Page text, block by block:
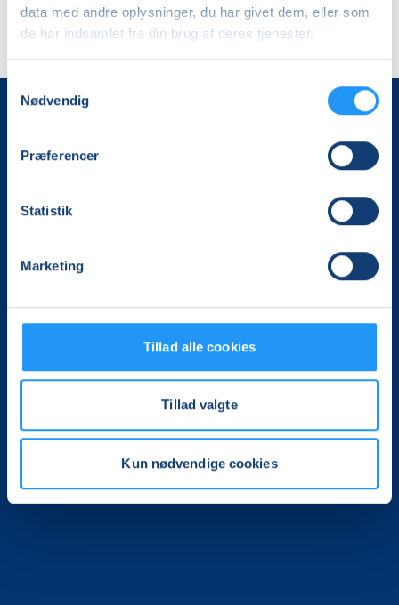
data med andre oplysninger, du har givet dem, eller som
de har indsamlet fra din brug af deres tjenester.
Samtykkevalg
Nødvendig
Præferencer
Statistik
Marketing
Tillad alle cookies
Tillad valgte
Kun nødvendige cookies
LOF Holbæk-Lejre
4300 Holbæk
40 35 99 86
Genveje
Kurser
For undervisere